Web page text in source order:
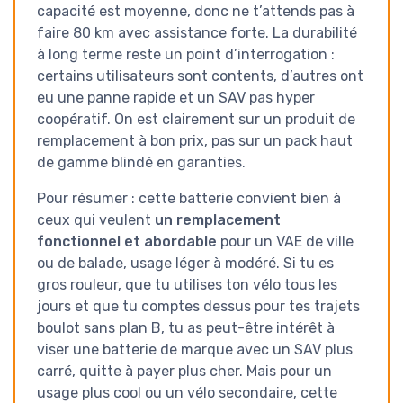
capacité est moyenne, donc ne t’attends pas à
faire 80 km avec assistance forte. La durabilité
à long terme reste un point d’interrogation :
certains utilisateurs sont contents, d’autres ont
eu une panne rapide et un SAV pas hyper
coopératif. On est clairement sur un produit de
remplacement à bon prix, pas sur un pack haut
de gamme blindé en garanties.
Pour résumer : cette batterie convient bien à
ceux qui veulent un remplacement
fonctionnel et abordable pour un VAE de ville
ou de balade, usage léger à modéré. Si tu es
gros rouleur, que tu utilises ton vélo tous les
jours et que tu comptes dessus pour tes trajets
boulot sans plan B, tu as peut-être intérêt à
viser une batterie de marque avec un SAV plus
carré, quitte à payer plus cher. Mais pour un
usage plus cool ou un vélo secondaire, cette